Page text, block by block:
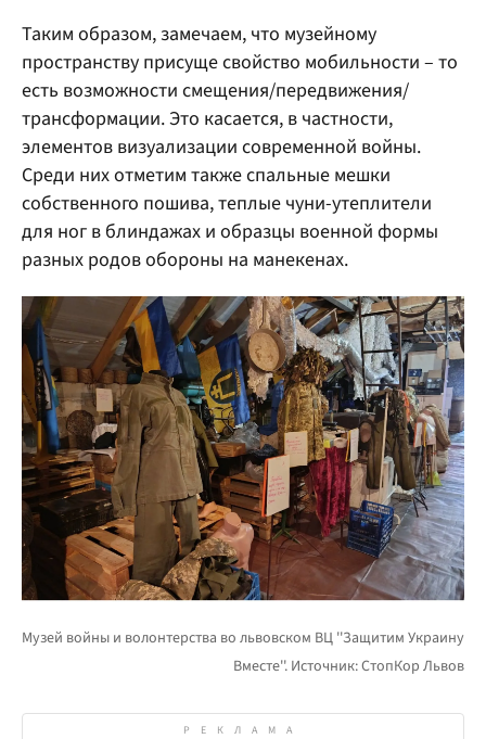
Таким образом, замечаем, что музейному
пространству присуще свойство мобильности – то
есть возможности смещения/передвижения/
трансформации. Это касается, в частности,
элементов визуализации современной войны.
Среди них отметим также спальные мешки
собственного пошива, теплые чуни-утеплители
для ног в блиндажах и образцы военной формы
разных родов обороны на манекенах.